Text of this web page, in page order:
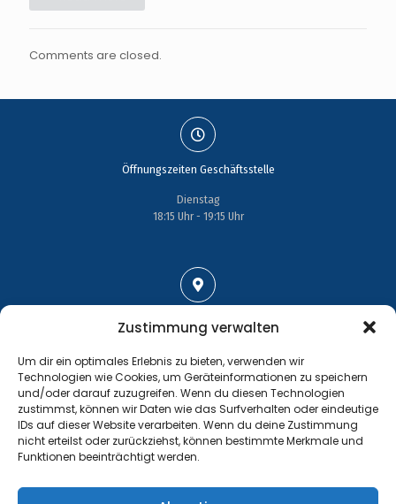
Zustimmung verwalten
Um dir ein optimales Erlebnis zu bieten, verwenden wir
Technologien wie Cookies, um Geräteinformationen zu speichern
und/oder darauf zuzugreifen. Wenn du diesen Technologien
zustimmst, können wir Daten wie das Surfverhalten oder eindeutige
IDs auf dieser Website verarbeiten. Wenn du deine Zustimmung
nicht erteilst oder zurückziehst, können bestimmte Merkmale und
Funktionen beeinträchtigt werden.
Comments are closed.
Öffnungszeiten Geschäftsstelle
Dienstag
18:15 Uhr - 19:15 Uhr
Großenhainer Straße 17
01689 Wein­böhla
Kontakt
Tel.: +49 35243 477267